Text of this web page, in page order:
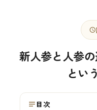
新人参と人参
とい
目次